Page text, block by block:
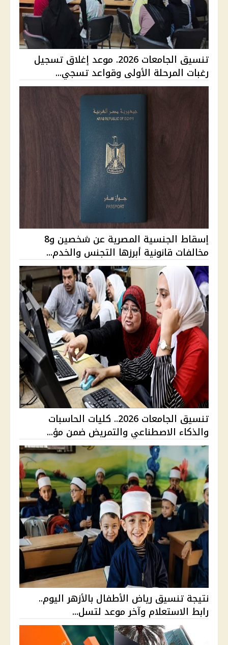
تنسيق الجامعات 2026. موعد إغلاق تسجيل
رغبات المرحلة الأولى وقواعد تسجي...
إسقاط الجنسية المصرية عن شخصين و8
مخالفات قانونية أبرزها التجنس والخدم...
تنسيق الجامعات 2026.. كليات الحاسبات
والذكاء الاصطناعي والتمريض ضمن مؤ...
نتيجة تنسيق رياض الأطفال بالأزهر اليوم..
رابط الاستعلام وآخر موعد لتسل...